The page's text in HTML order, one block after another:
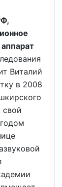
Виталий
в 2008
свой